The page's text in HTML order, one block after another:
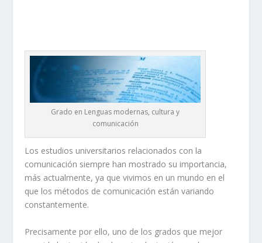
Grado en Lenguas modernas, cultura y
comunicación
Los estudios universitarios relacionados con la
comunicación siempre han mostrado su importancia,
más actualmente, ya que vivimos en un mundo en el
que los métodos de comunicación están variando
constantemente.
Precisamente por ello, uno de los grados que mejor